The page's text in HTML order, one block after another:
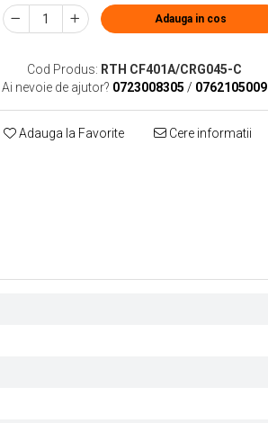
Adauga in cos
Cod Produs: RTH CF401A/CRG045-C
Ai nevoie de ajutor? 0723008305 / 0762105009
Adauga la Favorite Cere informatii